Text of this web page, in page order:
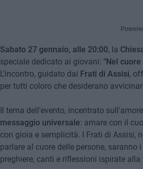
Sabato 27 gennaio, alle 20:00, la
speciale dedicato ai giovani: "Nel
L'incontro, guidato dai Frati di Assisi,
per tutti coloro che desiderano
Il tema dell'evento, incentrato
messaggio universale: amare con il
con gioia e semplicità. I Frati di Assisi,
parlare al cuore delle persone,
preghiere, canti e riflessioni ispirate alla